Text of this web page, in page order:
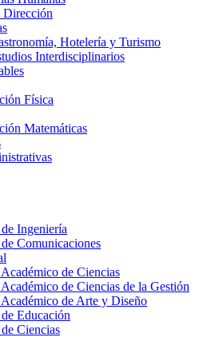
Dirección
Hotelería y Turismo
Interdisciplinarios
Física
Matemáticas
Ingeniería
Comunicaciones
de Ciencias
de Ciencias de la Gestión
de Arte y Diseño
Educación
Ciencias